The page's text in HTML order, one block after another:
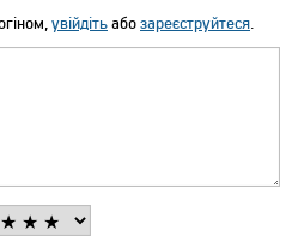
увійдітьабозареєструйтеся.